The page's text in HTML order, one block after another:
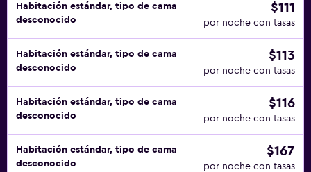
Habitación estándar, tipo de cama
desconocido
$111
por noche con tasas
Habitación estándar, tipo de cama
desconocido
$113
por noche con tasas
Habitación estándar, tipo de cama
desconocido
$116
por noche con tasas
Habitación estándar, tipo de cama
desconocido
$167
por noche con tasas